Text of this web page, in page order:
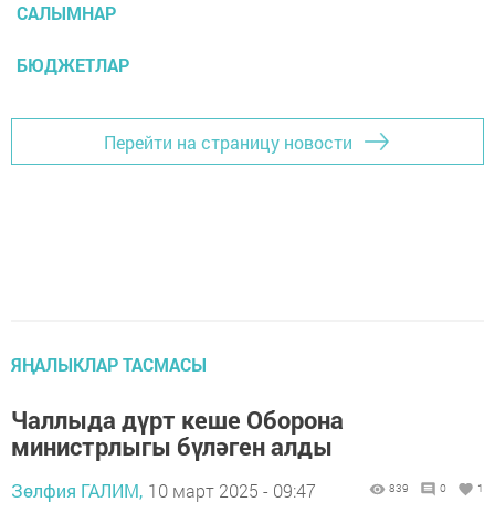
САЛЫМНАР
БЮДЖЕТЛАР
Перейти на страницу новости
ЯҢАЛЫКЛАР ТАСМАСЫ
Чаллыда дүрт кеше Оборона
министрлыгы бүләген алды
Зөлфия ГАЛИМ, 10 март 2025 - 09:47 839 0 1